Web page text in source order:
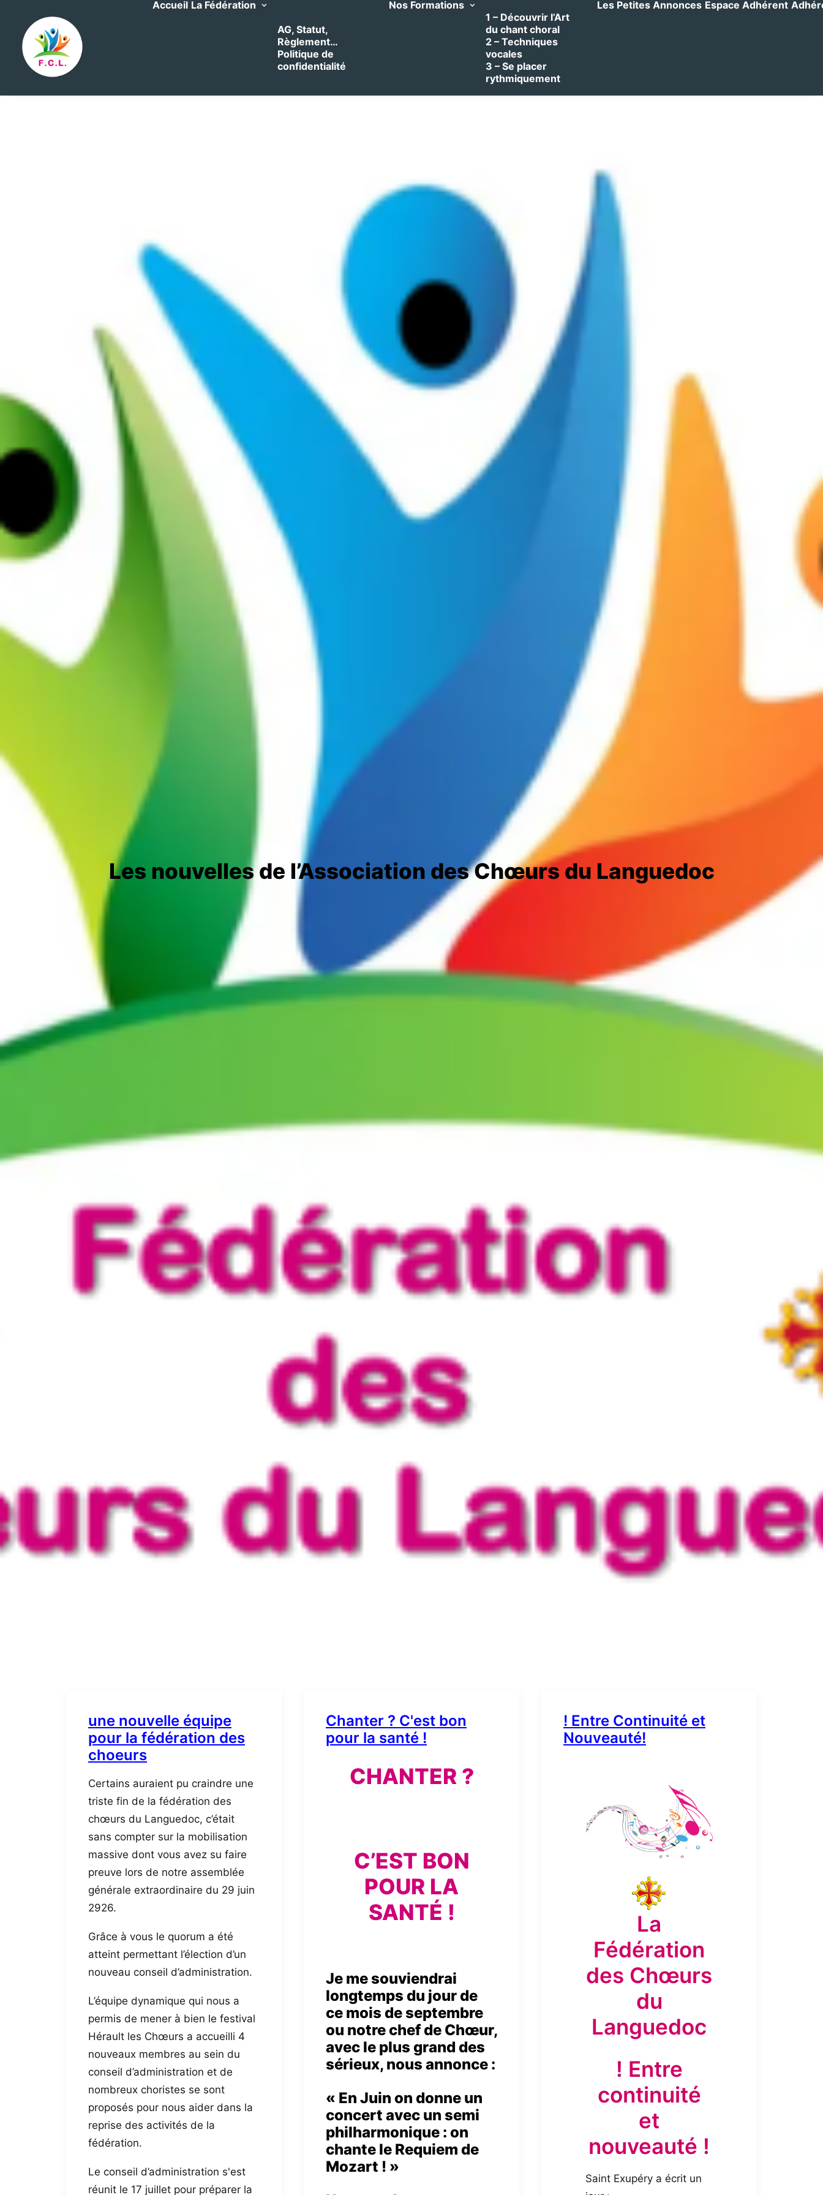
Accueil La Fédération
AG, Statut,
Règlement…
Politique de
confidentialité
Nos Formations
1 – Découvrir l’Art
du chant choral
2 – Techniques
vocales
3 – Se placer
rythmiquement
Les Petites Annonces Espace Adhérent
Les nouvelles de l’Association des Chœurs du Languedoc
une nouvelle équipe
pour la fédération des
choeurs
Certains auraient pu craindre une
triste fin de la fédération des
chœurs du Languedoc, c’était
sans compter sur la mobilisation
massive dont vous avez su faire
preuve lors de notre assemblée
générale extraordinaire du 29 juin
2926.
Grâce à vous le quorum a été
atteint permettant l’élection d’un
nouveau conseil d’administration.
L’équipe dynamique qui nous a
permis de mener à bien le festival
Hérault les Chœurs a accueilli 4
nouveaux membres au sein du
conseil d’administration et de
nombreux choristes se sont
proposés pour nous aider dans la
reprise des activités de la
fédération.
Le conseil d’administration s'est
réunit le 17 juillet pour préparer la
Chanter ? C'est bon
pour la santé !
CHANTER ?
C’EST BON
POUR LA
SANTÉ !
Je me souviendrai
longtemps du jour de
ce mois de septembre
ou notre chef de Chœur,
avec le plus grand des
sérieux, nous annonce :
« En Juin on donne un
concert avec un semi
philharmonique : on
chante le Requiem de
Mozart ! »
! Entre Continuité et
Nouveauté!
La
Fédération
des Chœurs
du
Languedoc
! Entre
continuité
et
nouveauté !
Saint Exupéry a écrit un